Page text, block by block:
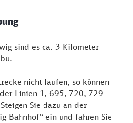
sind es ca. 3 Kilometer
nicht laufen, so können
Linien 1, 695, 720, 729
Sie dazu an der
Bahnhof“ ein und fahren Sie